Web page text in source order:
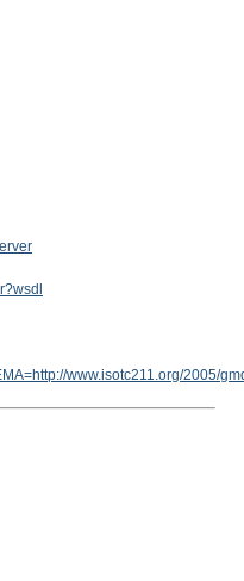
www.isotc211.org/2005/